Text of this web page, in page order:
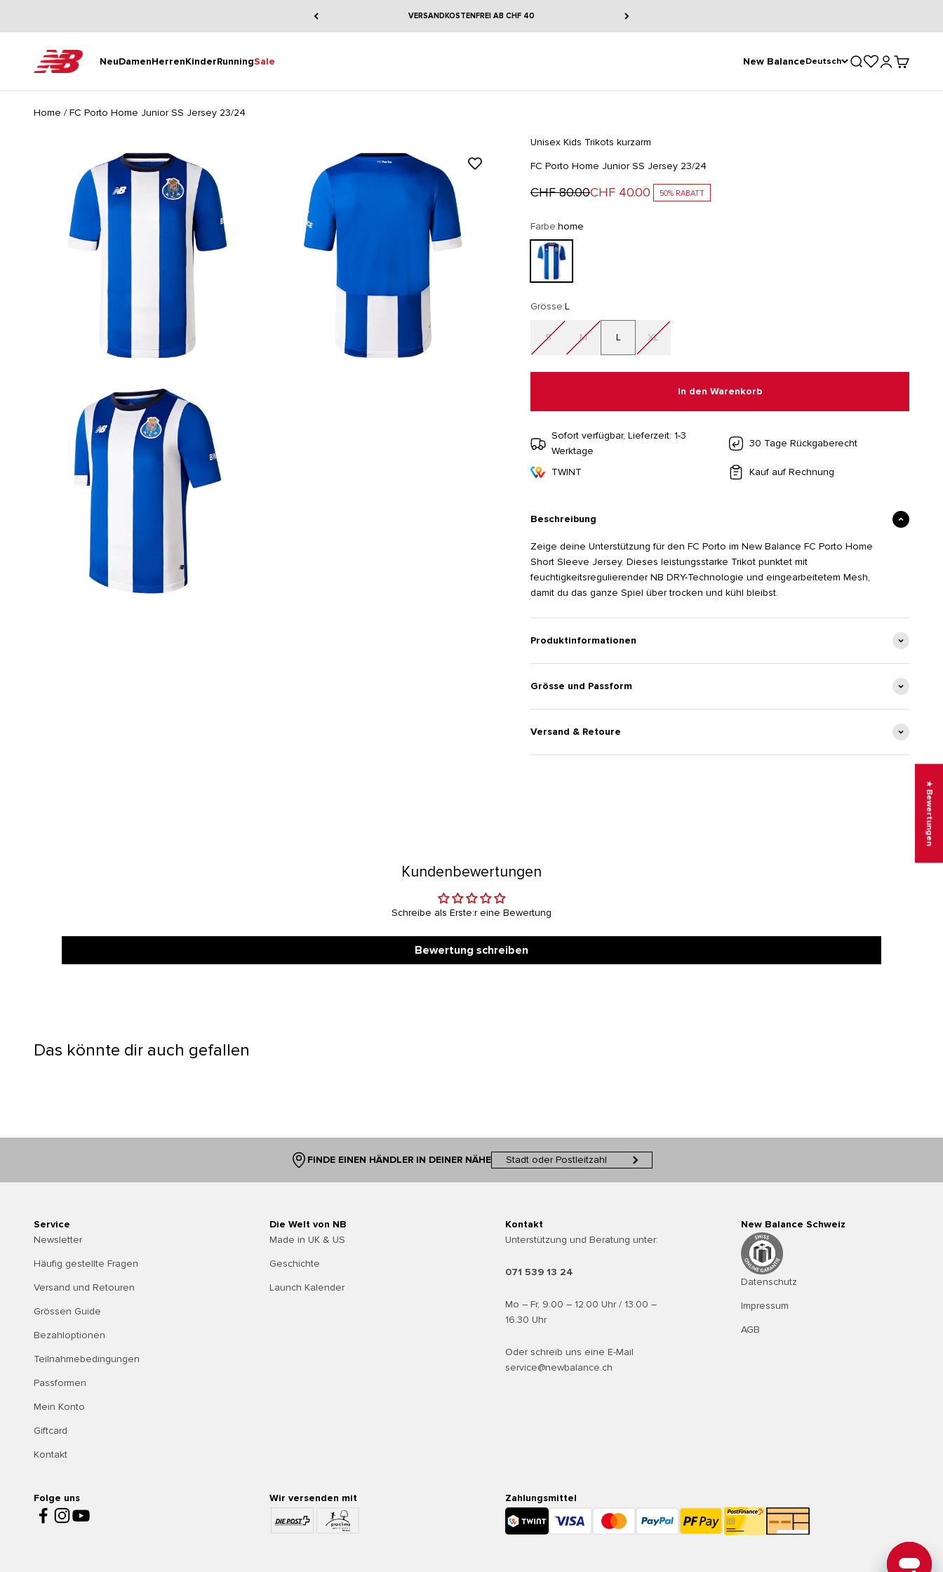
VERSANDKOSTENFREI AB CHF 40
NeuDamenHerrenKinderRunningSale
New Balance New BalanceDeutsch Suche öffnen
Home / FC Porto Home Junior SS Jersey 23/24
Unisex Kids Trikots kurzarm
FC Porto Home Junior SS Jersey 23/24
Regulärer Preis
CHF 80.00Angebot
CHF 40.00 50% RABATT
Farbe:home
home
Grösse:L
S M L XL
In den Warenkorb
Sofort verfügbar, Lieferzeit: 1-3
Werktage
30 Tage Rückgaberecht
TWINT Kauf auf Rechnung
Beschreibung
Zeige deine Unterstützung für den FC Porto im New Balance FC Porto Home
Short Sleeve Jersey. Dieses leistungsstarke Trikot punktet mit
feuchtigkeitsregulierender NB DRY-Technologie und eingearbeitetem Mesh,
damit du das ganze Spiel über trocken und kühl bleibst.
Produktinformationen
Grösse und Passform
Versand & Retoure
Kundenbewertungen
Schreibe als Erste:r eine Bewertung
Bewertung schreiben
Das könnte dir auch gefallen
FINDE EINEN HÄNDLER IN DEINER NÄHE
Service
Newsletter
Häufig gestellte Fragen
Versand und Retouren
Grössen Guide
Bezahloptionen
Teilnahmebedingungen
Passformen
Mein Konto
Giftcard
Kontakt
Die Welt von NB
Made in UK & US
Geschichte
Launch Kalender
Kontakt
Unterstützung und Beratung unter:
071 539 13 24
Mo – Fr, 9.00 – 12.00 Uhr / 13.00 –
16.30 Uhr
Oder schreib uns eine E-Mail
service@newbalance.ch
New Balance Schweiz
Datenschutz
Impressum
AGB
Folge uns Wir versenden mit Zahlungsmittel
★ Bewertungen